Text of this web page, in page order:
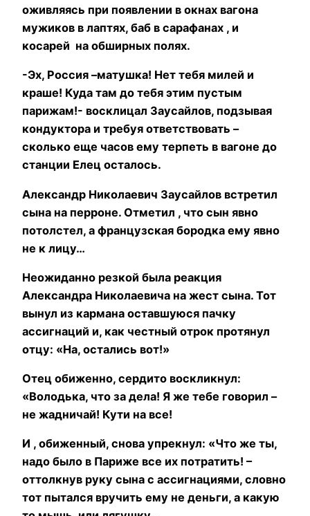
оживляясь при появлении в окнах вагона
мужиков в лаптях, баб в сарафанах , и
косарей на обширных полях.
-Эх, Россия –матушка! Нет тебя милей и
краше! Куда там до тебя этим пустым
парижам!- восклицал Заусайлов, подзывая
кондуктора и требуя ответствовать –
сколько еще часов ему терпеть в вагоне до
станции Елец осталось.
Александр Николаевич Заусайлов встретил
сына на перроне. Отметил , что сын явно
потолстел, а французская бородка ему явно
не к лицу…
Неожиданно резкой была реакция
Александра Николаевича на жест сына. Тот
вынул из кармана оставшуюся пачку
ассигнаций и, как честный отрок протянул
отцу: «На, остались вот!»
Отец обиженно, сердито воскликнул:
«Володька, что за дела! Я же тебе говорил –
не жадничай! Кути на все!
И , обиженный, снова упрекнул: «Что же ты,
надо было в Париже все их потратить! –
оттолкнув руку сына с ассигнациями, словно
тот пытался вручить ему не деньги, а какую